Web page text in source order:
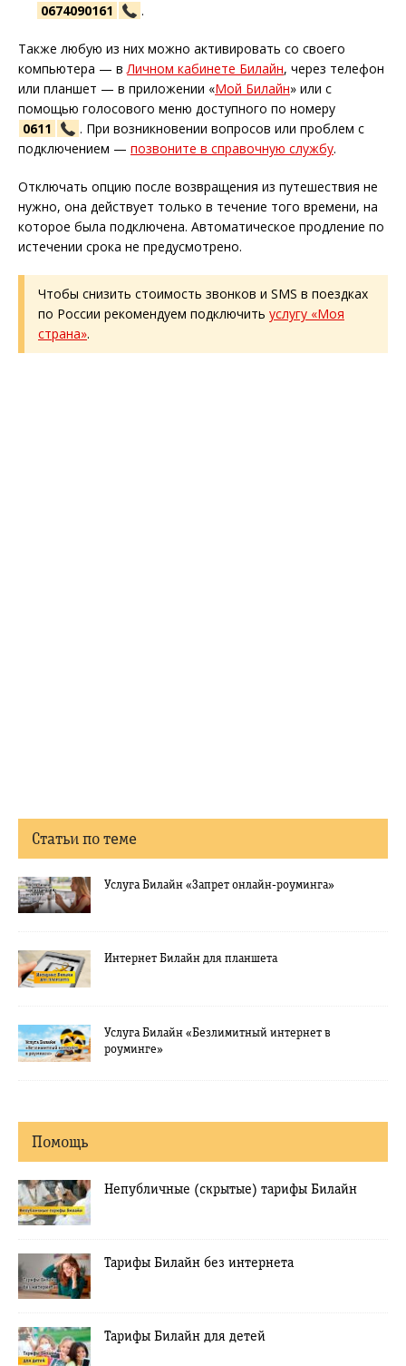
0674090161
.
Также любую из них можно активировать со своего
компьютера — вЛичном кабинете Билайн, через телефон
или планшет — в приложении «Мой Билайн» или с
помощью голосового меню доступного по номеру
0611
. При возникновении вопросов или проблем с
подключением — позвоните в справочную службу.
Отключать опцию после возвращения из путешествия не
нужно, она действует только в течение того времени, на
которое была подключена. Автоматическое продление по
истечении срока не предусмотрено.
Чтобы снизить стоимость звонков и SMS в поездках
по России рекомендуем подключить услугу «Моя
страна».
Статьи по теме
Услуга Билайн «Запрет онлайн-роуминга»
Интернет Билайн для планшета
Услуга Билайн «Безлимитный интернет в
роуминге»
Помощь
Непубличные (скрытые) тарифы Билайн
Тарифы Билайн без интернета
Тарифы Билайн для детей